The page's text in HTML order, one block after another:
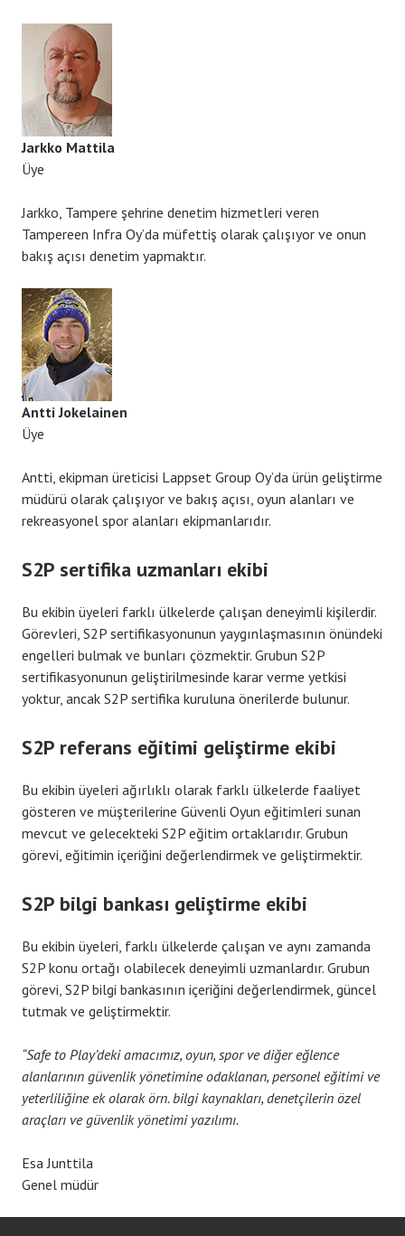
Jarkko Mattila
Üye
Jarkko, Tampere şehrine denetim hizmetleri veren
Tampereen Infra Oy’da müfettiş olarak çalışıyor ve onun
bakış açısı denetim yapmaktır.
Antti Jokelainen
Üye
Antti, ekipman üreticisi Lappset Group Oy’da ürün geliştirme
müdürü olarak çalışıyor ve bakış açısı, oyun alanları ve
rekreasyonel spor alanları ekipmanlarıdır.
S2P sertifika uzmanları ekibi
Bu ekibin üyeleri farklı ülkelerde çalışan deneyimli kişilerdir.
Görevleri, S2P sertifikasyonunun yaygınlaşmasının önündeki
engelleri bulmak ve bunları çözmektir. Grubun S2P
sertifikasyonunun geliştirilmesinde karar verme yetkisi
yoktur, ancak S2P sertifika kuruluna önerilerde bulunur.
S2P referans eğitimi geliştirme ekibi
Bu ekibin üyeleri ağırlıklı olarak farklı ülkelerde faaliyet
gösteren ve müşterilerine Güvenli Oyun eğitimleri sunan
mevcut ve gelecekteki S2P eğitim ortaklarıdır. Grubun
görevi, eğitimin içeriğini değerlendirmek ve geliştirmektir.
S2P bilgi bankası geliştirme ekibi
Bu ekibin üyeleri, farklı ülkelerde çalışan ve aynı zamanda
S2P konu ortağı olabilecek deneyimli uzmanlardır. Grubun
görevi, S2P bilgi bankasının içeriğini değerlendirmek, güncel
tutmak ve geliştirmektir.
“Safe to Play’deki amacımız, oyun, spor ve diğer eğlence
alanlarının güvenlik yönetimine odaklanan, personel eğitimi ve
yeterliliğine ek olarak örn. bilgi kaynakları, denetçilerin özel
araçları ve güvenlik yönetimi yazılımı.
Esa Junttila
Genel müdür